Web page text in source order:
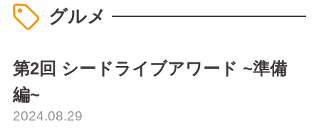
グルメ
第2回 シードライブアワード ~準備
編~
2024.08.29